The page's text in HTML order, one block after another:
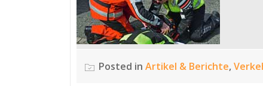
Posted in Artikel & Berichte,